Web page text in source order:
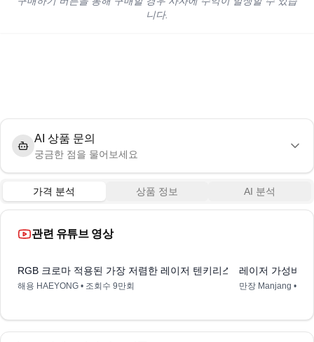
니다.
AI 상품 문의
궁금한 점을 물어보세요
가격 분석 상품 정보 AI 분석
관련 유튜브 영상
RGB 크로마 적용된 가장 저렴한 레이저 텐키리스 키보드 블랙위도
해용 HAEYONG • 조회수 9만회 만장 Manjang • 조